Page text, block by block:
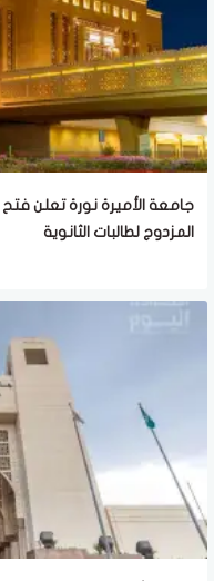
جامعة الأميرة نورة تعلن
المزدوج لطالبات الثانوية